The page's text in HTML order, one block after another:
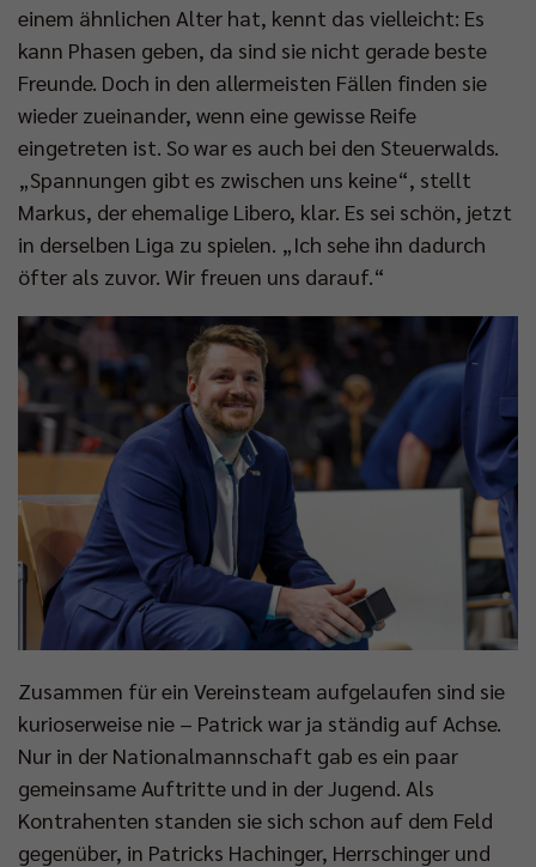
einem ähnlichen Alter hat, kennt das vielleicht: Es
kann Phasen geben, da sind sie nicht gerade beste
Freunde. Doch in den allermeisten Fällen finden sie
wieder zueinander, wenn eine gewisse Reife
eingetreten ist. So war es auch bei den Steuerwalds.
„Spannungen gibt es zwischen uns keine“, stellt
Markus, der ehemalige Libero, klar. Es sei schön, jetzt
in derselben Liga zu spielen. „Ich sehe ihn dadurch
öfter als zuvor. Wir freuen uns darauf.“
Zusammen für ein Vereinsteam aufgelaufen sind sie
kurioserweise nie – Patrick war ja ständig auf Achse.
Nur in der Nationalmannschaft gab es ein paar
gemeinsame Auftritte und in der Jugend. Als
Kontrahenten standen sie sich schon auf dem Feld
gegenüber, in Patricks Hachinger, Herrschinger und